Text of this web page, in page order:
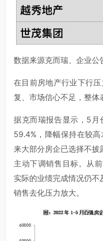
数据来源克而瑞、企业公
在目前房地产行业下行
复、市场信心不足，整体
据克而瑞报告显示，5月
59.4%，降幅保持在较
来大部分房企已选择不
主动下调销售目标。从
实际的业绩完成情况仍
销售去化压力放大。